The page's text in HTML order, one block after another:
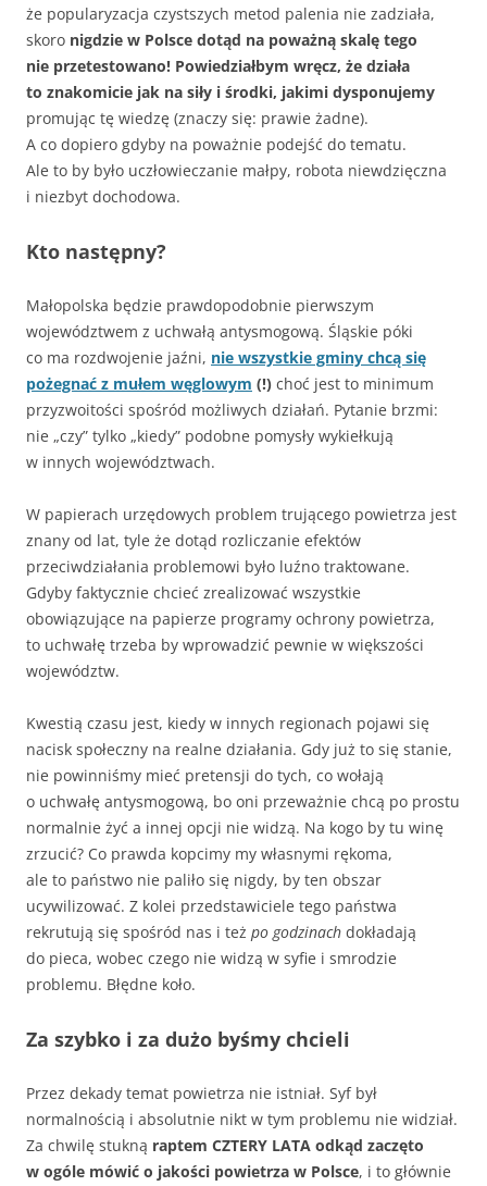
że popularyzacja czystszych metod palenia nie zadziała,
skoro nigdzie w Polsce dotąd na poważną skalę tego
nie przetestowano! Powiedziałbym wręcz, że działa
to znakomicie jak na siły i środki, jakimi dysponujemy
promując tę wiedzę (znaczy się: prawie żadne).
A co dopiero gdyby na poważnie podejść do tematu.
Ale to by było uczłowieczanie małpy, robota niewdzięczna
i niezbyt dochodowa.
Kto następny?
Małopolska będzie prawdopodobnie pierwszym
województwem z uchwałą antysmogową. Śląskie póki
co ma rozdwojenie jaźni, nie wszystkie gminy chcą się
pożegnać z mułem węglowym (!) choć jest to minimum
przyzwoitości spośród możliwych działań. Pytanie brzmi:
nie „czy” tylko „kiedy” podobne pomysły wykiełkują
w innych województwach.
W papierach urzędowych problem trującego powietrza jest
znany od lat, tyle że dotąd rozliczanie efektów
przeciwdziałania problemowi było luźno traktowane.
Gdyby faktycznie chcieć zrealizować wszystkie
obowiązujące na papierze programy ochrony powietrza,
to uchwałę trzeba by wprowadzić pewnie w większości
województw.
Kwestią czasu jest, kiedy w innych regionach pojawi się
nacisk społeczny na realne działania. Gdy już to się stanie,
nie powinniśmy mieć pretensji do tych, co wołają
o uchwałę antysmogową, bo oni przeważnie chcą po prostu
normalnie żyć a innej opcji nie widzą. Na kogo by tu winę
zrzucić? Co prawda kopcimy my własnymi rękoma,
ale to państwo nie paliło się nigdy, by ten obszar
ucywilizować. Z kolei przedstawiciele tego państwa
rekrutują się spośród nas i też po godzinach dokładają
do pieca, wobec czego nie widzą w syfie i smrodzie
problemu. Błędne koło.
Za szybko i za dużo byśmy chcieli
Przez dekady temat powietrza nie istniał. Syf był
normalnością i absolutnie nikt w tym problemu nie widział.
Za chwilę stukną raptem CZTERY LATA odkąd zaczęto
w ogóle mówić o jakości powietrza w Polsce, i to głównie